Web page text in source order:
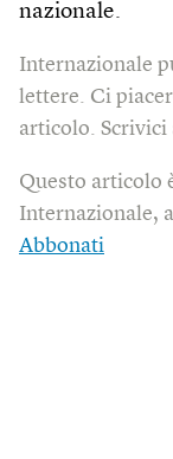
nazionale.
Internazionale
lettere. Ci
articolo. Scrivici
Questo articolo
Internazionale,
Abbonati